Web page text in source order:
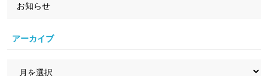
お知らせ
アーカイブ